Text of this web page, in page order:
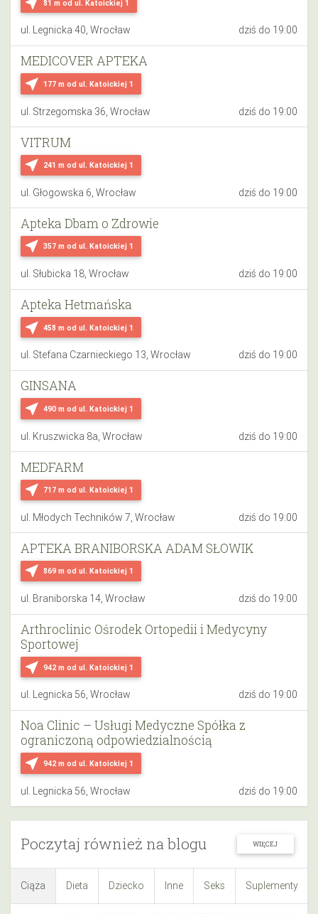
81 m od ul. Katoickiej 1
ul. Legnicka 40, Wrocław dziś do 19:00
near_me 177 m od ul. Katoickiej 1
MEDICOVER APTEKA
ul. Strzegomska 36, Wrocław dziś do 19:00
near_me 241 m od ul. Katoickiej 1
VITRUM
ul. Głogowska 6, Wrocław dziś do 19:00
near_me 357 m od ul. Katoickiej 1
Apteka Dbam o Zdrowie
ul. Słubicka 18, Wrocław dziś do 19:00
near_me 458 m od ul. Katoickiej 1
Apteka Hetmańska
ul. Stefana Czarnieckiego 13, Wrocław dziś do 19:00
near_me 490 m od ul. Katoickiej 1
GINSANA
ul. Kruszwicka 8a, Wrocław dziś do 19:00
near_me 717 m od ul. Katoickiej 1
MEDFARM
ul. Młodych Techników 7, Wrocław dziś do 19:00
near_me 869 m od ul. Katoickiej 1
APTEKA BRANIBORSKA ADAM SŁOWIK
ul. Braniborska 14, Wrocław dziś do 19:00
near_me 942 m od ul. Katoickiej 1
Arthroclinic Ośrodek Ortopedii i Medycyny
Sportowej
ul. Legnicka 56, Wrocław dziś do 19:00
near_me 942 m od ul. Katoickiej 1
Noa Clinic – Usługi Medyczne Spółka z
ograniczoną odpowiedzialnością
ul. Legnicka 56, Wrocław dziś do 19:00
Poczytaj również na blogu WIĘCEJ
Ciąża Dieta Dziecko Inne Seks Suplementy